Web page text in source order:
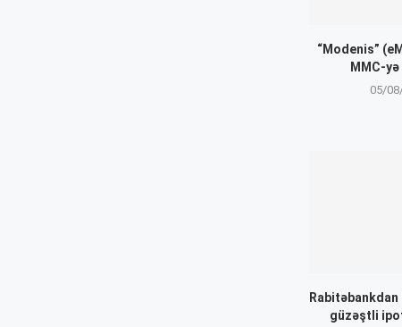
“Modenis”
MMC-
05/
Rabitəbankdan
güzəştli